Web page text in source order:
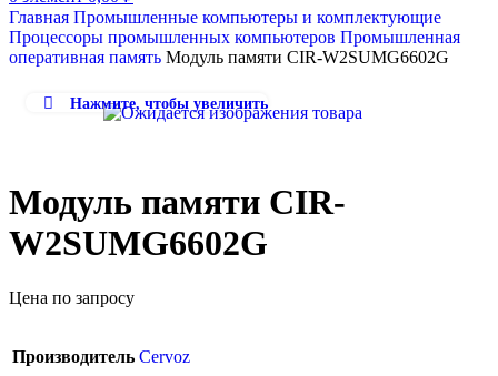
Главная Промышленные компьютеры и комплектующие
Процессоры промышленных компьютеров Промышленная
оперативная память Модуль памяти CIR-W2SUMG6602G
Нажмите, чтобы увеличить
Модуль памяти CIR-
W2SUMG6602G
Цена по запросу
Производитель Cervoz